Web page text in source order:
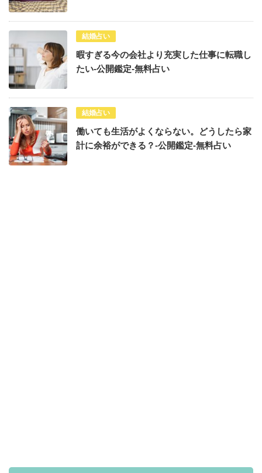
結婚占い
暇すぎる今の会社より充実した仕事に転職し
たい-公開鑑定-無料占い
結婚占い
働いても生活がよくならない。どうしたら家
計に余裕ができる？-公開鑑定-無料占い